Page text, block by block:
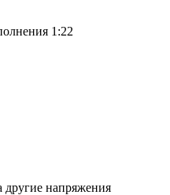
1:22
напряжения